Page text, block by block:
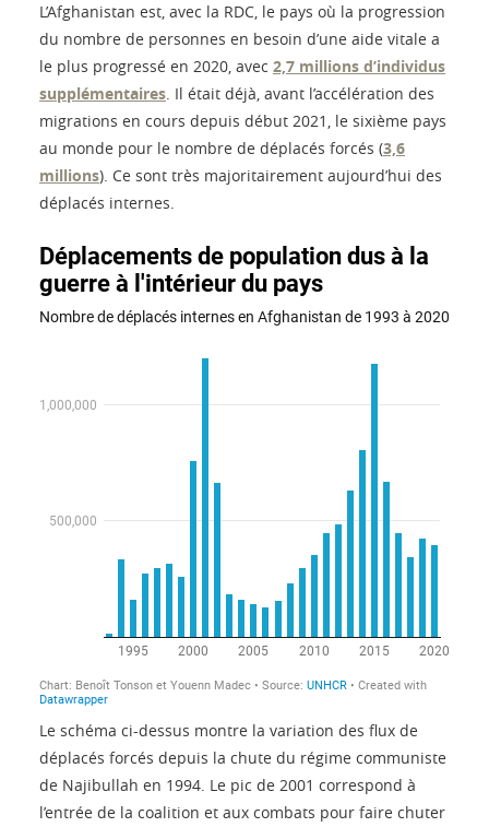
L’Afghanistan est, avec la RDC, le pays où la progression
du nombre de personnes en besoin d’une aide vitale a
le plus progressé en 2020, avec 2,7 millions d’individus
supplémentaires . Il était déjà, avant l’accélération des
migrations en cours depuis début 2021, le sixième pays
au monde pour le nombre de déplacés forcés (3,6
millions). Ce sont très majoritairement aujourd’hui des
déplacés internes.
Le schéma ci-dessus montre la variation des flux de
déplacés forcés depuis la chute du régime communiste
de Najibullah en 1994. Le pic de 2001 correspond à
l’entrée de la coalition et aux combats pour faire chuter